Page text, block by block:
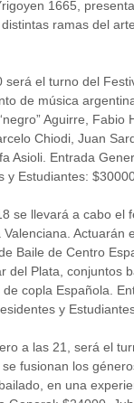
1665,
ramas del
será el turno del
de música
Aguirre, Fabio
Chiodi, Juan
Asioli. Entrada
y Estudiantes:
se llevará a cabo el
Valenciana. Actuarán
Baile de Centro
del Plata, conjuntos
copla Española.
y
a las 21, será el
se fusionan los
en una